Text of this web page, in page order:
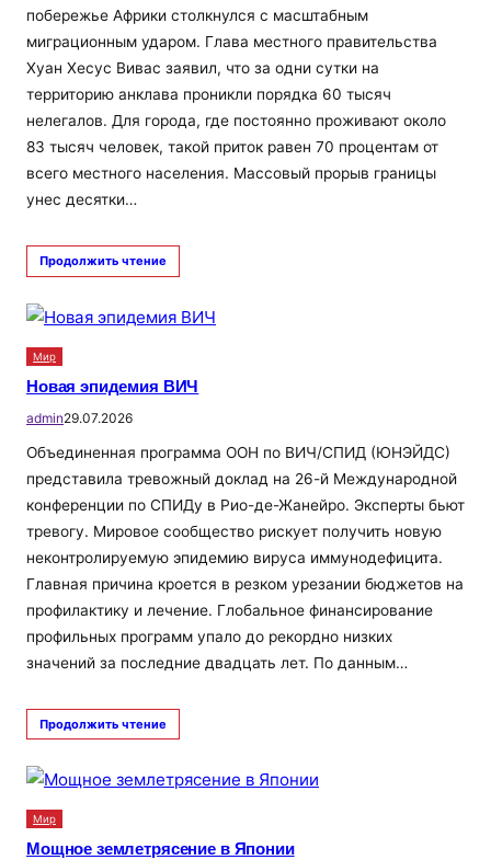
побережье Африки столкнулся с масштабным
миграционным ударом. Глава местного правительства
Хуан Хесус Вивас заявил, что за одни сутки на
территорию анклава проникли порядка 60 тысяч
нелегалов. Для города, где постоянно проживают около
83 тысяч человек, такой приток равен 70 процентам от
всего местного населения. Массовый прорыв границы
унес десятки…
Продолжить чтение
Мир
Новая эпидемия ВИЧ
admin29.07.2026
Объединенная программа ООН по ВИЧ/СПИД (ЮНЭЙДС)
представила тревожный доклад на 26-й Международной
конференции по СПИДу в Рио-де-Жанейро. Эксперты бьют
тревогу. Мировое сообщество рискует получить новую
неконтролируемую эпидемию вируса иммунодефицита.
Главная причина кроется в резком урезании бюджетов на
профилактику и лечение. Глобальное финансирование
профильных программ упало до рекордно низких
значений за последние двадцать лет. По данным…
Продолжить чтение
Мир
Мощное землетрясение в Японии